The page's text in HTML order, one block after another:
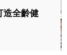
造全齡健